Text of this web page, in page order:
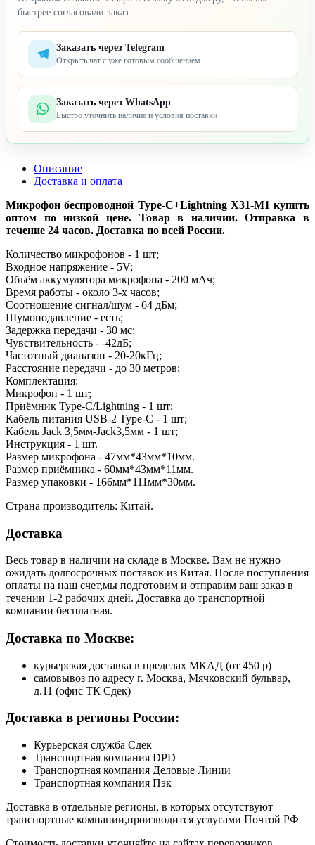
быстрее согласовали заказ.
Заказать через Telegram
Открыть чат с уже готовым сообщением
Заказать через WhatsApp
Быстро уточнить наличие и условия поставки
Описание
Доставка и оплата
Микрофон беспроводной Type-C+Lightning X31-M1 купить
оптом по низкой цене. Товар в наличии. Отправка в
течение 24 часов. Доставка по всей России.
Количество микрофонов - 1 шт;
Входное напряжение - 5V;
Объём аккумулятора микрофона - 200 мАч;
Время работы - около 3-х часов;
Соотношение сигнал/шум - 64 дБм;
Шумоподавление - есть;
Задержка передачи - 30 мс;
Чувствительность - -42дБ;
Частотный диапазон - 20-20кГц;
Расстояние передачи - до 30 метров;
Комплектация:
Микрофон - 1 шт;
Приёмник Type-C/Lightning - 1 шт;
Кабель питания USB-2 Type-C - 1 шт;
Кабель Jack 3,5мм-Jack3,5мм - 1 шт;
Инструкция - 1 шт.
Размер микрофона - 47мм*43мм*10мм.
Размер приёмника - 60мм*43мм*11мм.
Размер упаковки - 166мм*111мм*30мм.
Страна производитель: Китай.
Доставка
Весь товар в наличии на складе в Москве. Вам не нужно
ожидать долгосрочных поставок из Китая. После поступления
оплаты на наш счет,мы подготовим и отправим ваш заказ в
течении 1-2 рабочих дней. Доставка до транспортной
компании бесплатная.
Доставка по Москве:
курьерская доставка в пределах МКАД (от 450 р)
самовывоз по адресу г. Москва, Мячковский бульвар,
д.11 (офис ТК Сдек)
Доставка в регионы России:
Курьерская служба Сдек
Транспортная компания DPD
Транспортная компания Деловые Линии
Транспортная компания Пэк
Доставка в отдельные регионы, в которых отсутствуют
транспортные компании,производится услугами Почтой РФ